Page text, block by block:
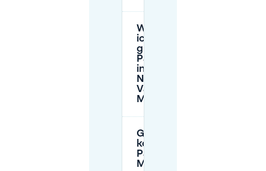
Wo finde
ich
günstige
Parkplätze
in der
Nähe vom
Van Gogh
Museum?
Gibt es
kostenloses
Parken am
Museumplein?